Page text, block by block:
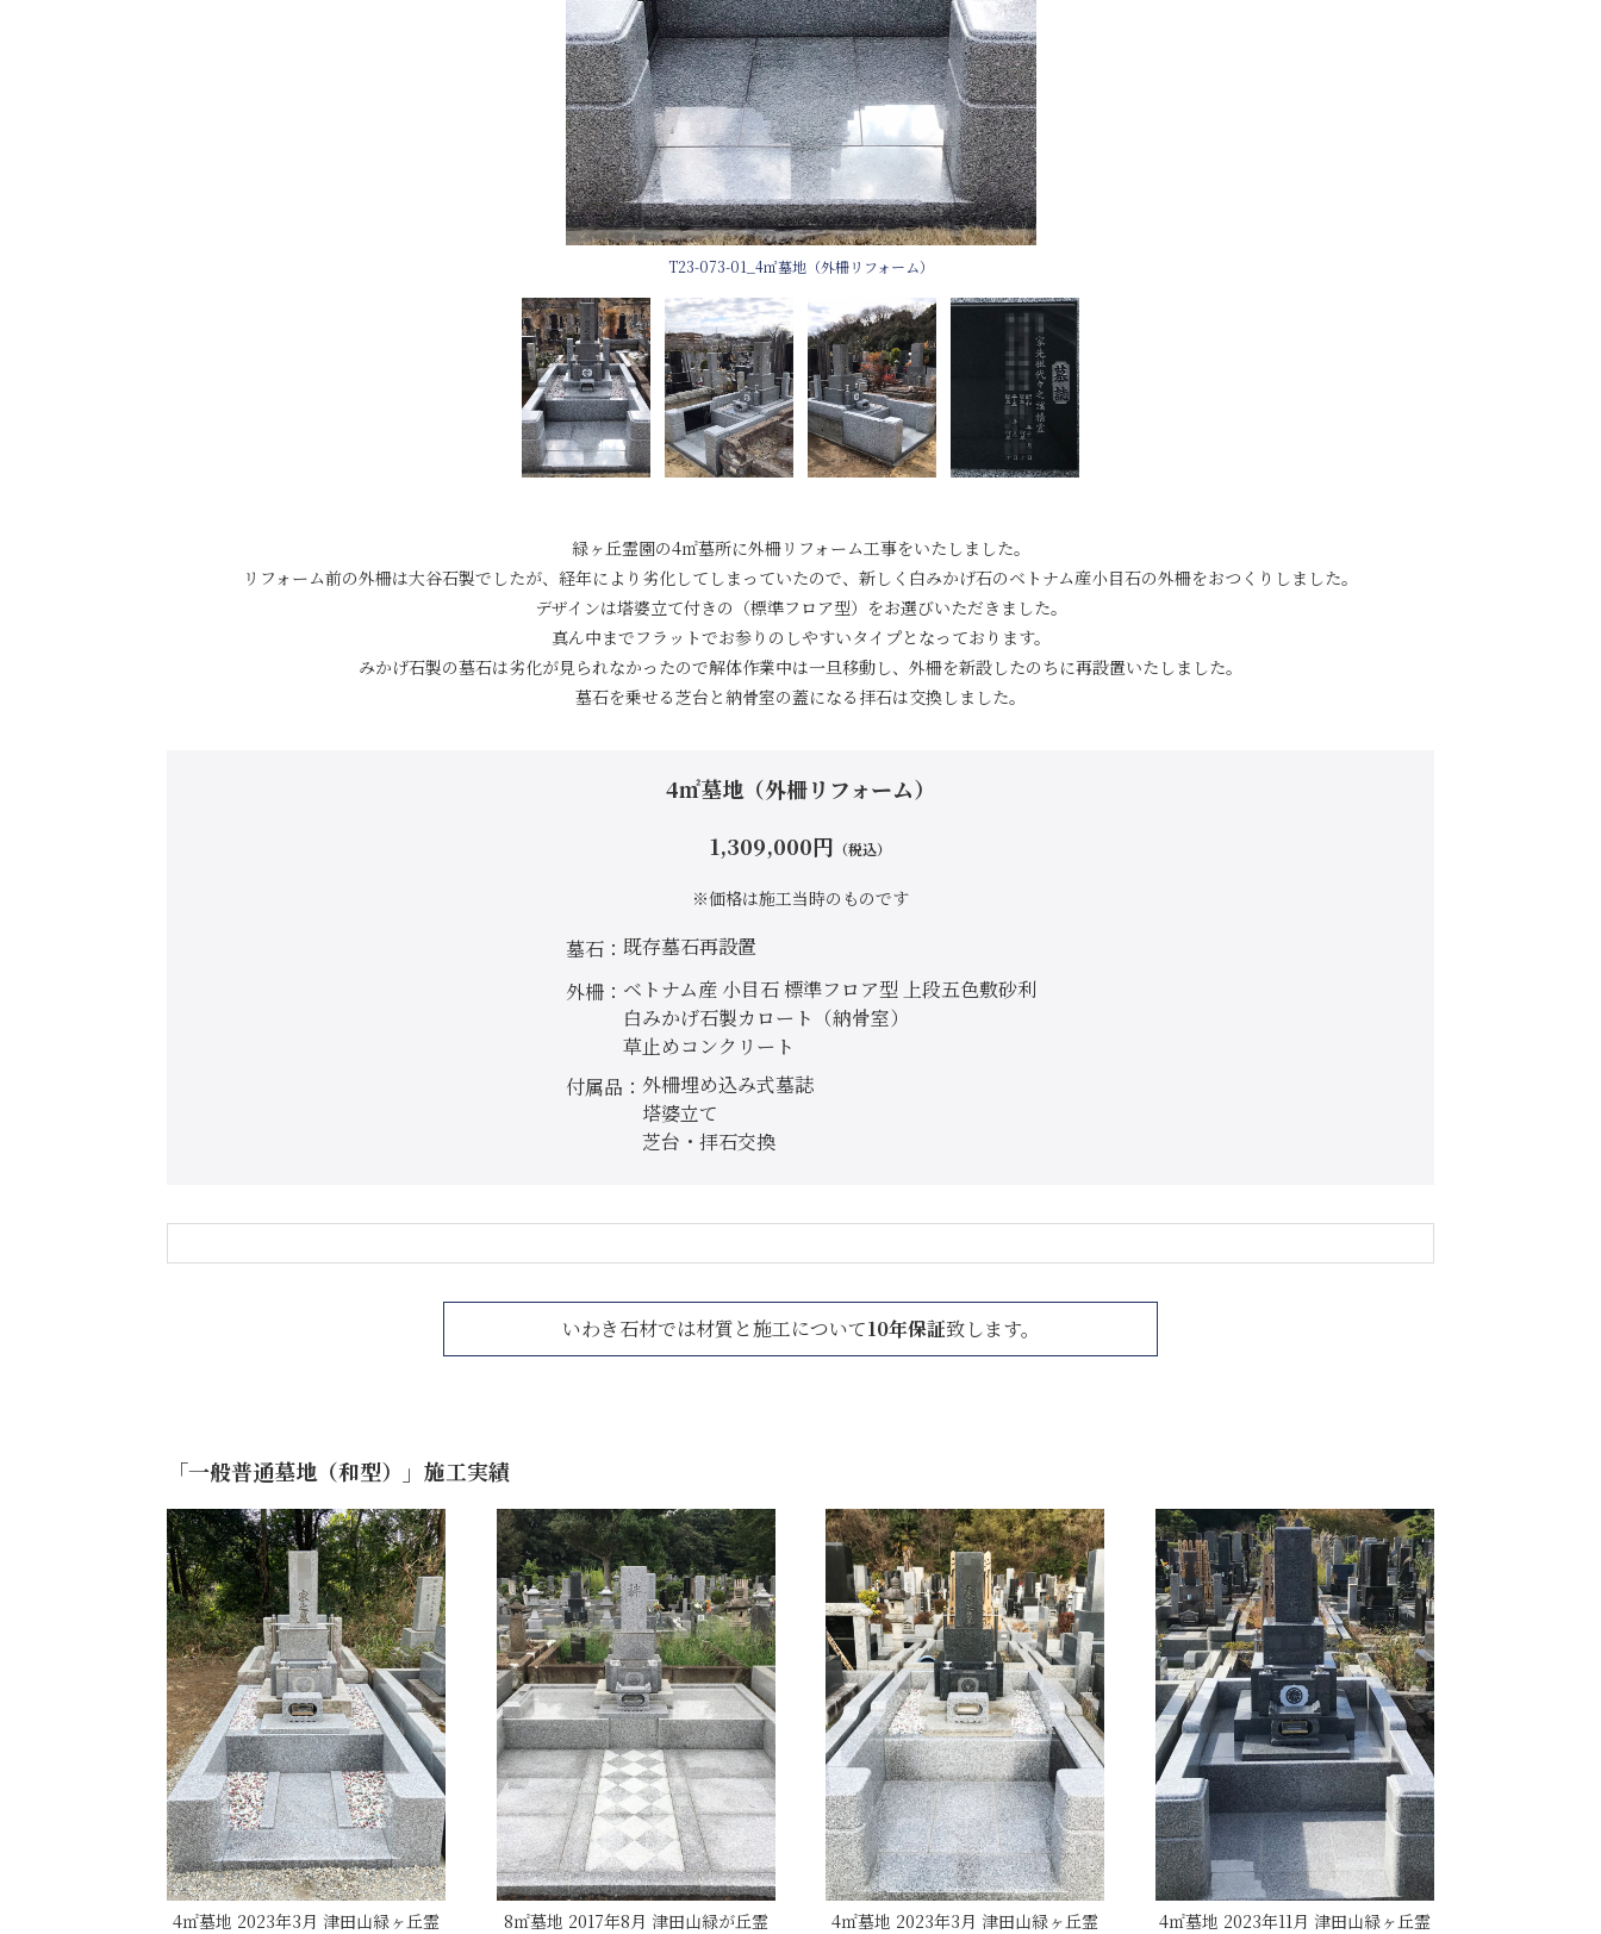
T23-073-01_4㎡墓地（外柵リフォーム）
緑ヶ丘霊園の4㎡墓所に外柵リフォーム工事をいたしました。
リフォーム前の外柵は大谷石製でしたが、経年により劣化してしまっていたので、新しく白みかげ石のベトナム産小目石の外柵をおつくりしました。
デザインは塔婆立て付きの（標準フロア型）をお選びいただきました。
真ん中までフラットでお参りのしやすいタイプとなっております。
みかげ石製の墓石は劣化が見られなかったので解体作業中は一旦移動し、外柵を新設したのちに再設置いたしました。
墓石を乗せる芝台と納骨室の蓋になる拝石は交換しました。
4㎡墓地（外柵リフォーム）
1,309,000円 （税込）
※価格は施工当時のものです
墓石
既存墓石再設置
外柵
ベトナム産 小目石 標準フロア型 上段五色敷砂利
白みかげ石製カロート（納骨室）
草止めコンクリート
付属品
外柵埋め込み式墓誌
塔婆立て
芝台・拝石交換
いわき石材では材質と施工について10年保証致します。
「一般普通墓地（和型）」施工実績
4㎡墓地 2023年3月 津田山緑ヶ丘霊
8㎡墓地 2017年8月 津田山緑が丘霊
4㎡墓地 2023年3月 津田山緑ヶ丘霊
4㎡墓地 2023年11月 津田山緑ヶ丘霊